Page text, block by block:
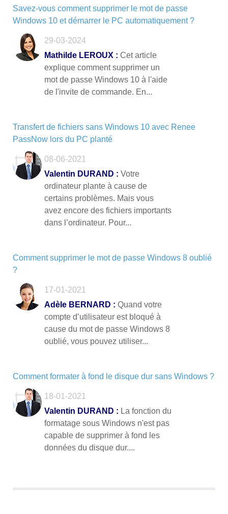
Savez-vous comment supprimer le mot de passe
Windows 10 et démarrer le PC automatiquement ?
29-03-2024
Mathilde LEROUX : Cet article
explique comment supprimer un
mot de passe Windows 10 à l'aide
de l'invite de commande. En...
Transfert de fichiers sans Windows 10 avec Renee
PassNow lors du PC planté
08-06-2021
Valentin DURAND : Votre
ordinateur plante à cause de
certains problèmes. Mais vous
avez encore des fichiers importants
dans l’ordinateur. Pour...
Comment supprimer le mot de passe Windows 8 oublié
?
17-01-2021
Adèle BERNARD : Quand votre
compte d’utilisateur est bloqué à
cause du mot de passe Windows 8
oublié, vous pouvez utiliser...
Comment formater à fond le disque dur sans Windows ?
18-01-2021
Valentin DURAND : La fonction du
formatage sous Windows n'est pas
capable de supprimer à fond les
données du disque dur....